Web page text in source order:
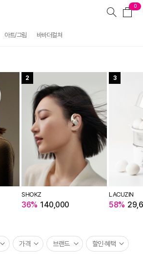
0
아트/그림 바바더컬쳐
2
SHOKZ
36% 140,000
3
LACUZIN
58%
가격 브랜드 할인·혜택